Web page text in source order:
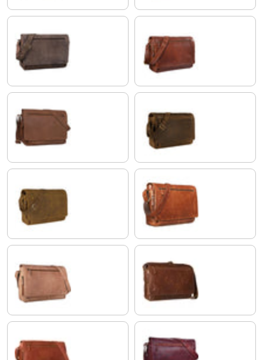
morino - marron maraska - marron
brasilia - marron calais - marron
dijon - marron cognac - brillant
cognac - brun clair marron - antique